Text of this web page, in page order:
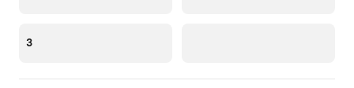
3